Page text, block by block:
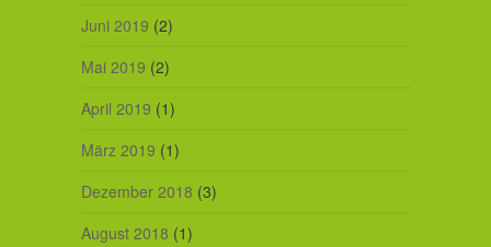
Juni 2019 (2)
Mai 2019 (2)
April 2019 (1)
März 2019 (1)
Dezember 2018 (3)
August 2018 (1)